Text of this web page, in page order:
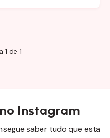
1 de 1
Instagram
saber tudo que esta